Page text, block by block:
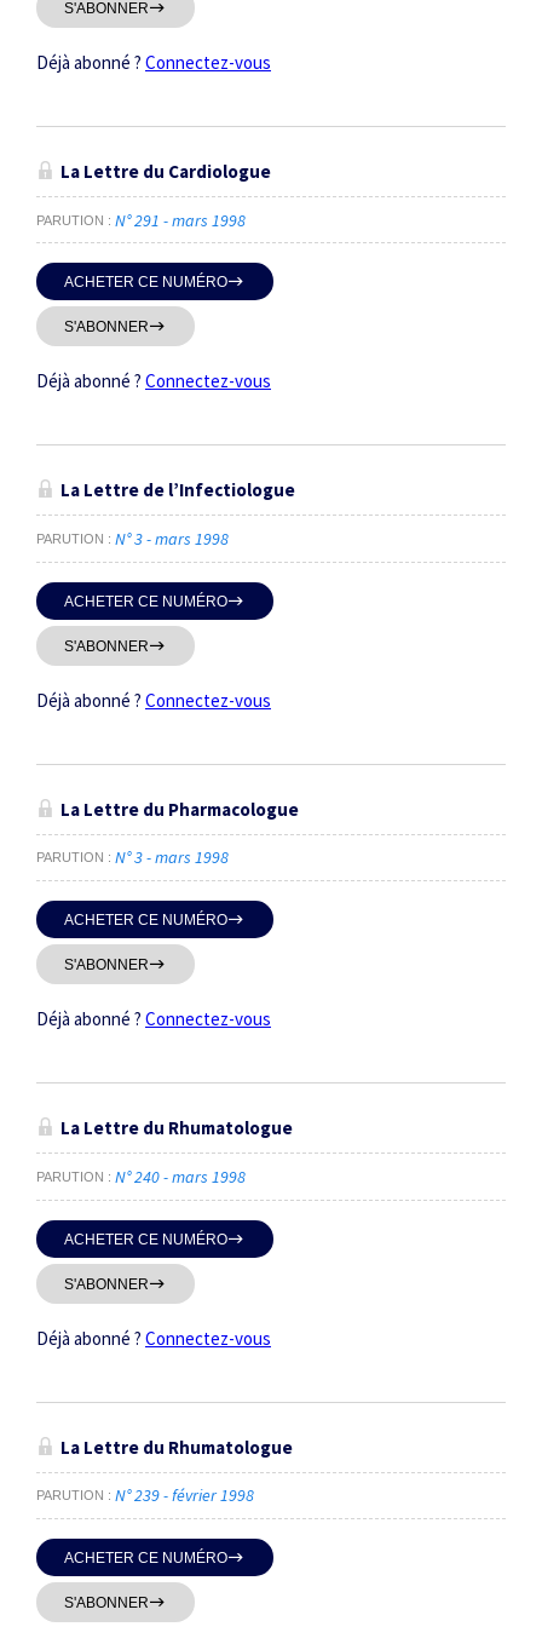
S'ABONNER
Déjà abonné ? Connectez-vous
La Lettre du Cardiologue
PARUTION N° 291 - mars 1998
ACHETER CE NUMÉRO
S'ABONNER
Déjà abonné ? Connectez-vous
La Lettre de l’Infectiologue
PARUTION N° 3 - mars 1998
ACHETER CE NUMÉRO
S'ABONNER
Déjà abonné ? Connectez-vous
La Lettre du Pharmacologue
PARUTION N° 3 - mars 1998
ACHETER CE NUMÉRO
S'ABONNER
Déjà abonné ? Connectez-vous
La Lettre du Rhumatologue
PARUTION N° 240 - mars 1998
ACHETER CE NUMÉRO
S'ABONNER
Déjà abonné ? Connectez-vous
La Lettre du Rhumatologue
PARUTION N° 239 - février 1998
ACHETER CE NUMÉRO
S'ABONNER